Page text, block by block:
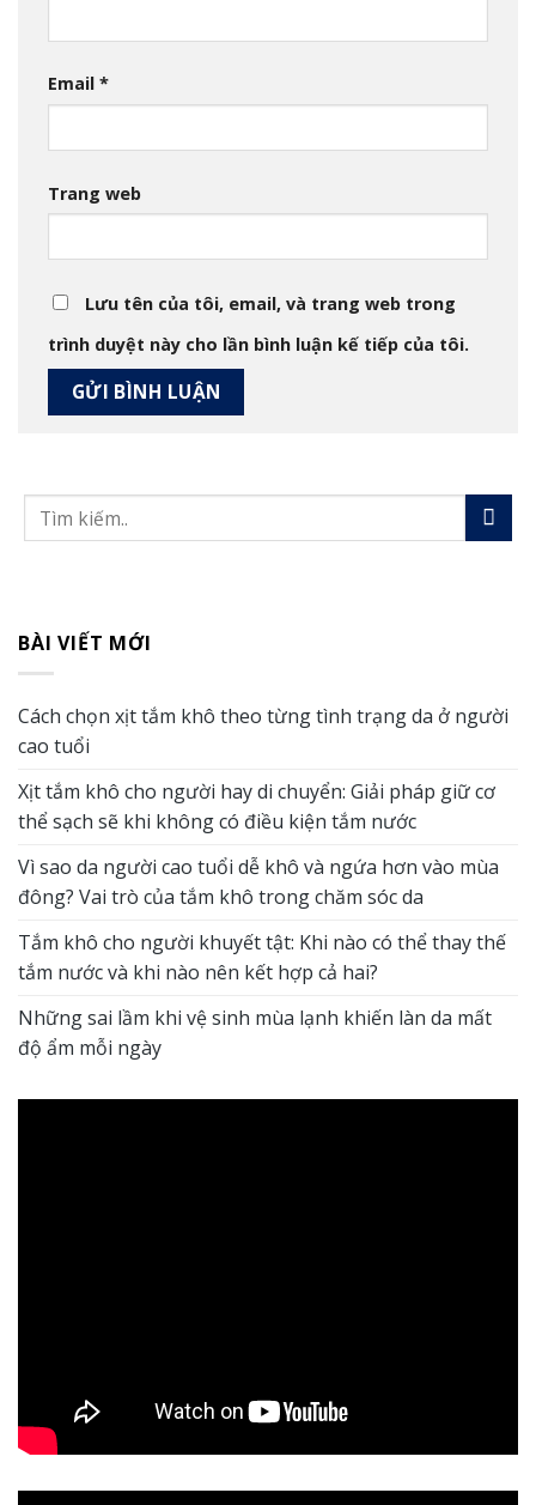
Email *
Trang web
Lưu tên của tôi, email, và trang web trong
trình duyệt này cho lần bình luận kế tiếp của tôi.
BÀI VIẾT MỚI
Cách chọn xịt tắm khô theo từng tình trạng da ở người
cao tuổi
Xịt tắm khô cho người hay di chuyển: Giải pháp giữ cơ
thể sạch sẽ khi không có điều kiện tắm nước
Vì sao da người cao tuổi dễ khô và ngứa hơn vào mùa
đông? Vai trò của tắm khô trong chăm sóc da
Tắm khô cho người khuyết tật: Khi nào có thể thay thế
tắm nước và khi nào nên kết hợp cả hai?
Những sai lầm khi vệ sinh mùa lạnh khiến làn da mất
độ ẩm mỗi ngày